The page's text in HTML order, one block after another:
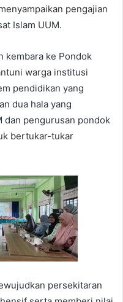
pengajian
Islam UUM.
kembara ke Pondok
warga institusi
pendidikan yang
dua hala yang
dan pengurusan pondok
bertukar-tukar
persekitaran